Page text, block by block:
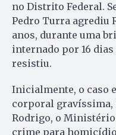
no Distrito Federal.
Pedro Turra agrediu
anos, durante uma
internado por 16
resistiu.
Inicialmente, o caso
corporal gravíssima,
Rodrigo, o
crime para